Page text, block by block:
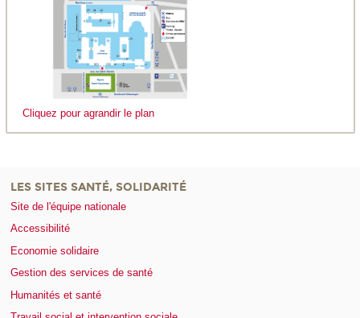
Cliquez pour agrandir le plan
LES SITES SANTÉ, SOLIDARITÉ
Site de l'équipe nationale
Accessibilité
Economie solidaire
Gestion des services de santé
Humanités et santé